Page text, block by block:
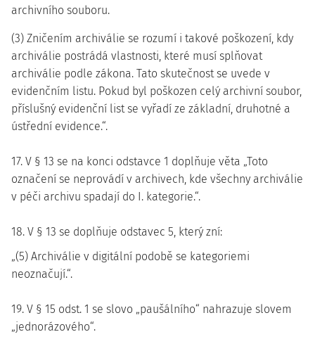
archivního souboru.
(3) Zničením archiválie se rozumí i takové poškození, kdy
archiválie postrádá vlastnosti, které musí splňovat
archiválie podle zákona. Tato skutečnost se uvede v
evidenčním listu. Pokud byl poškozen celý archivní soubor,
příslušný evidenční list se vyřadí ze základní, druhotné a
ústřední evidence.“.
17. V § 13 se na konci odstavce 1 doplňuje věta „Toto
označení se neprovádí v archivech, kde všechny archiválie
v péči archivu spadají do I. kategorie.“.
18. V § 13 se doplňuje odstavec 5, který zní:
„(5) Archiválie v digitální podobě se kategoriemi
neoznačují.“.
19. V § 15 odst. 1 se slovo „paušálního“ nahrazuje slovem
„jednorázového“.